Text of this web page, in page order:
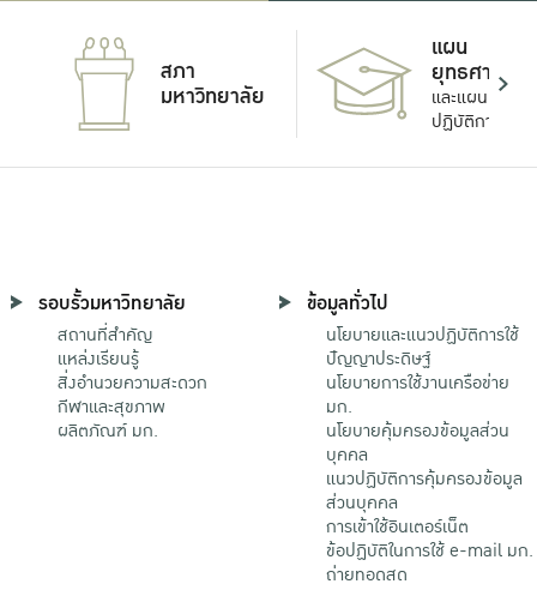
สภา
มหาวิทยาลัย
แผน
ยุทธศาสตร์
และแผน
ปฏิบัติการ
รอบรั้วมหาวิทยาลัย
สถานที่สำคัญ
แหล่งเรียนรู้
สิ่งอำนวยความสะดวก
กีฬาและสุขภาพ
ผลิตภัณฑ์ มก.
ข้อมูลทั่วไป
นโยบายและแนวปฏิบัติการใช้
ปัญญาประดิษฐ์
นโยบายการใช้งานเครือข่าย
มก.
นโยบายคุ้มครองข้อมูลส่วน
บุคคล
แนวปฏิบัติการคุ้มครองข้อมูล
ส่วนบุคคล
การเข้าใช้อินเตอร์เน็ต
ข้อปฏิบัติในการใช้ e-mail มก.
ถ่ายทอดสด